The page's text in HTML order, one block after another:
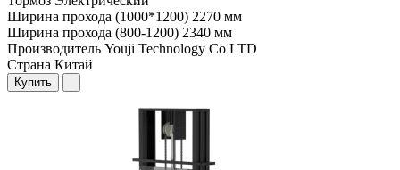
Ширина прохода (1000*1200) 2270 мм
Ширина прохода (800-1200) 2340 мм
Производитель Youji Technology Co LTD
Страна Китай
Купить